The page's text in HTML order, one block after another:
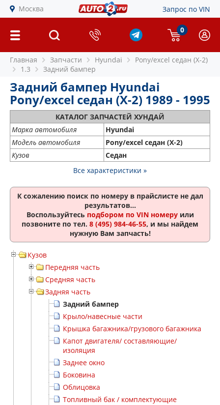
Москва Запрос по VIN
0
Главная Запчасти Hyundai
Pony/excel седан (X-2)
1.3
Задний бампер
Задний бампер Hyundai
Pony/excel седан (X-2) 1989 - 1995
КАТАЛОГ ЗАПЧАСТЕЙ ХУНДАЙ
Марка автомобиля
Hyundai
Модель автомобиля
Pony/excel седан (X-2)
Кузов
Седан
Все характеристики »
К сожалению поиск по номеру в прайслисте не дал
результатов...
Воспользуйтесь подбором по VIN номеруили
позвоните по тел. 8 (495) 984-46-55, и мы найдем
нужную Вам запчасть!
Кузов
Передняя часть
Средняя часть
Задняя часть
Задний бампер
Крыло/навесные части
Крышка багажника/грузового багажника
Капот двигателя/ составляющие/
изоляция
Заднее окно
Боковина
Облицовка
Топливный бак / комплектующие